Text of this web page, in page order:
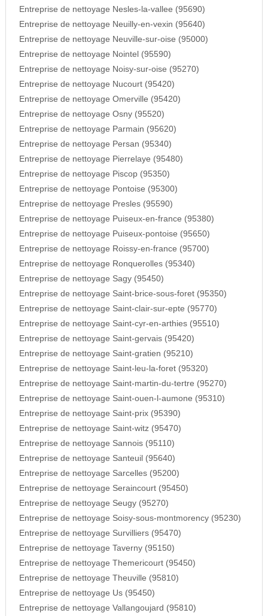
Entreprise de nettoyage Nesles-la-vallee (95690)
Entreprise de nettoyage Neuilly-en-vexin (95640)
Entreprise de nettoyage Neuville-sur-oise (95000)
Entreprise de nettoyage Nointel (95590)
Entreprise de nettoyage Noisy-sur-oise (95270)
Entreprise de nettoyage Nucourt (95420)
Entreprise de nettoyage Omerville (95420)
Entreprise de nettoyage Osny (95520)
Entreprise de nettoyage Parmain (95620)
Entreprise de nettoyage Persan (95340)
Entreprise de nettoyage Pierrelaye (95480)
Entreprise de nettoyage Piscop (95350)
Entreprise de nettoyage Pontoise (95300)
Entreprise de nettoyage Presles (95590)
Entreprise de nettoyage Puiseux-en-france (95380)
Entreprise de nettoyage Puiseux-pontoise (95650)
Entreprise de nettoyage Roissy-en-france (95700)
Entreprise de nettoyage Ronquerolles (95340)
Entreprise de nettoyage Sagy (95450)
Entreprise de nettoyage Saint-brice-sous-foret (95350)
Entreprise de nettoyage Saint-clair-sur-epte (95770)
Entreprise de nettoyage Saint-cyr-en-arthies (95510)
Entreprise de nettoyage Saint-gervais (95420)
Entreprise de nettoyage Saint-gratien (95210)
Entreprise de nettoyage Saint-leu-la-foret (95320)
Entreprise de nettoyage Saint-martin-du-tertre (95270)
Entreprise de nettoyage Saint-ouen-l-aumone (95310)
Entreprise de nettoyage Saint-prix (95390)
Entreprise de nettoyage Saint-witz (95470)
Entreprise de nettoyage Sannois (95110)
Entreprise de nettoyage Santeuil (95640)
Entreprise de nettoyage Sarcelles (95200)
Entreprise de nettoyage Seraincourt (95450)
Entreprise de nettoyage Seugy (95270)
Entreprise de nettoyage Soisy-sous-montmorency (95230)
Entreprise de nettoyage Survilliers (95470)
Entreprise de nettoyage Taverny (95150)
Entreprise de nettoyage Themericourt (95450)
Entreprise de nettoyage Theuville (95810)
Entreprise de nettoyage Us (95450)
Entreprise de nettoyage Vallangoujard (95810)